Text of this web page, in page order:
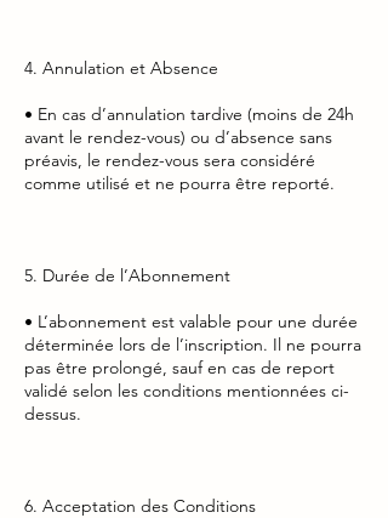
4. Annulation et Absence
• En cas d’annulation tardive (moins de 24h
avant le rendez-vous) ou d’absence sans
préavis, le rendez-vous sera considéré
comme utilisé et ne pourra être reporté.
5. Durée de l’Abonnement
• L’abonnement est valable pour une durée
déterminée lors de l’inscription. Il ne pourra
pas être prolongé, sauf en cas de report
validé selon les conditions mentionnées ci-
dessus.
6. Acceptation des Conditions